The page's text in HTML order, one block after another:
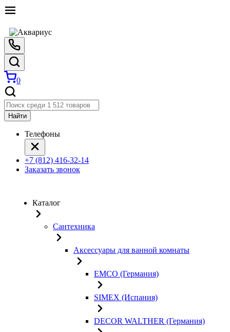
0
Найти
Телефоны
+7 (812) 416-32-14
Заказать звонок
Каталог
Сантехника
Аксессуары для ванной комнаты
EMCO (Германия)
SIMEX (Испания)
DECOR WALTHER (Германия)